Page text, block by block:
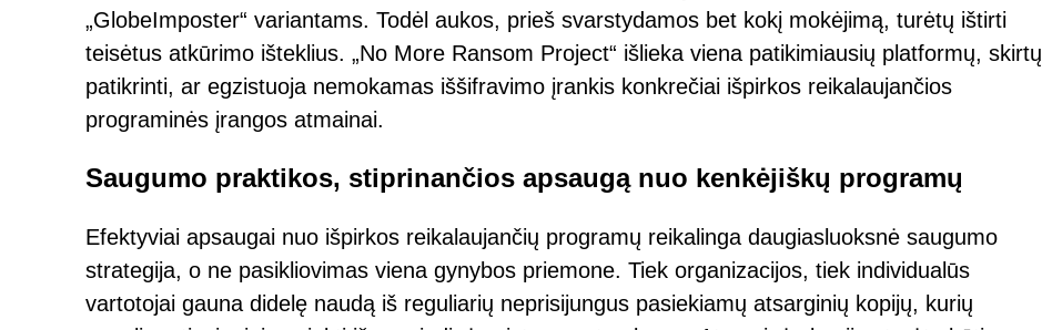
„GlobeImposter“ variantams. Todėl aukos, prieš svarstydamos bet kokį mokėjimą, turėtų ištirti
teisėtus atkūrimo išteklius. „No More Ransom Project“ išlieka viena patikimiausių platformų, skirtų
patikrinti, ar egzistuoja nemokamas iššifravimo įrankis konkrečiai išpirkos reikalaujančios
programinės įrangos atmainai.
Saugumo praktikos, stiprinančios apsaugą nuo kenkėjiškų programų
Efektyviai apsaugai nuo išpirkos reikalaujančių programų reikalinga daugiasluoksnė saugumo
strategija, o ne pasikliovimas viena gynybos priemone. Tiek organizacijos, tiek individualūs
vartotojai gauna didelę naudą iš reguliarių neprisijungus pasiekiamų atsarginių kopijų, kurių